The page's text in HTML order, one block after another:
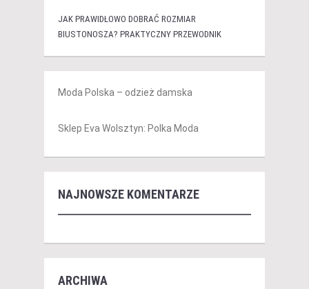
JAK PRAWIDŁOWO DOBRAĆ ROZMIAR
BIUSTONOSZA? PRAKTYCZNY PRZEWODNIK
Moda Polska – odzież damska
Sklep Eva Wolsztyn: Polka Moda
NAJNOWSZE KOMENTARZE
ARCHIWA